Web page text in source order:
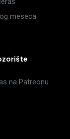
meseca
na Patreonu